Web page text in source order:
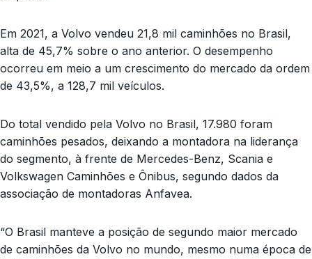
Em 2021, a Volvo vendeu 21,8 mil caminhões no Brasil,
alta de 45,7% sobre o ano anterior. O desempenho
ocorreu em meio a um crescimento do mercado da ordem
de 43,5%, a 128,7 mil veículos.
Do total vendido pela Volvo no Brasil, 17.980 foram
caminhões pesados, deixando a montadora na liderança
do segmento, à frente de Mercedes-Benz, Scania e
Volkswagen Caminhões e Ônibus, segundo dados da
associação de montadoras Anfavea.
“O Brasil manteve a posição de segundo maior mercado
de caminhões da Volvo no mundo, mesmo numa época de